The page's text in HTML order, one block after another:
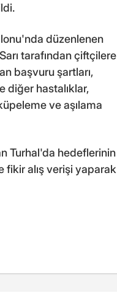
düzenlenen
tarafından çiftçilere
başvuru şartları,
diğer hastalıklar,
ve aşılama
Turhal'da hedeflerinin
fikir alış verişi yaparak